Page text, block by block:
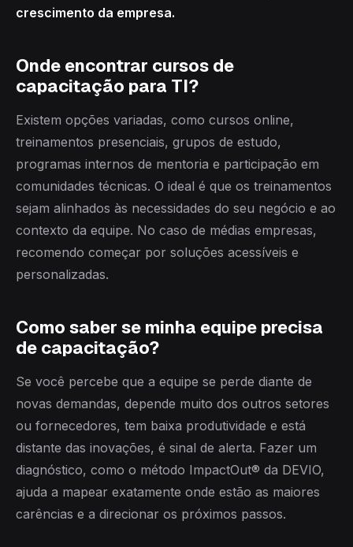
crescimento da empresa.
Onde encontrar cursos de
capacitação para TI?
Existem opções variadas, como cursos online,
treinamentos presenciais, grupos de estudo,
programas internos de mentoria e participação em
comunidades técnicas. O ideal é que os treinamentos
sejam alinhados às necessidades do seu negócio e ao
contexto da equipe. No caso de médias empresas,
recomendo começar por soluções acessíveis e
personalizadas.
Como saber se minha equipe precisa
de capacitação?
Se você percebe que a equipe se perde diante de
novas demandas, depende muito dos outros setores
ou fornecedores, tem baixa produtividade e está
distante das inovações, é sinal de alerta. Fazer um
diagnóstico, como o método ImpactOut® da DEVIO,
ajuda a mapear exatamente onde estão as maiores
carências e a direcionar os próximos passos.